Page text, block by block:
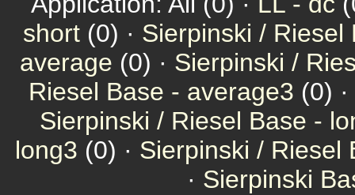
short (0) · Sierpinski / Riesel
average (0) · Sierpinski /
Riesel Base - average3 (0) ·
Sierpinski / Riesel Base -
long3 (0) · Sierpinski / Riesel
· Sierpinski